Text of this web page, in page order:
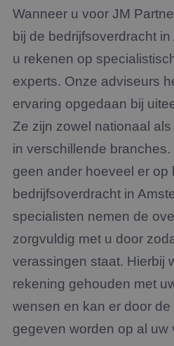
Wanneer u voor JM
bij de bedrijfsoverdracht
u rekenen op
experts. Onze adviseurs
ervaring opgedaan bij
Ze zijn zowel nationaal als
in verschillende
geen ander hoeveel er op
bedrijfsoverdracht in
specialisten nemen de
zorgvuldig met u door
verassingen staat. Hierbij
rekening gehouden met
wensen en kan er door
gegeven worden op al uw